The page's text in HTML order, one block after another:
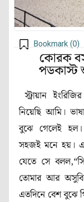
Bookmark (0)
কোরক
পডকাস্ট
স্ট্রায়ান
নিয়েছি আমি।
বুঝে গেলেই হল।
সহজই মনে হয়।
যেতে সে
তোমার আর
এতদিনে বেশ বুঝে